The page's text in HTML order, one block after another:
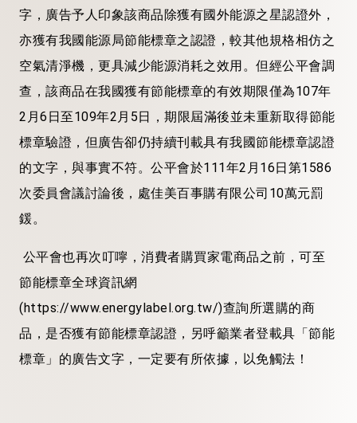
字，廣告予人印象該商品除獲有國外能源之星認證外，
亦獲有我國能源局節能標章之認證，較其他規格相仿之
空氣清淨機，更具減少能源消耗之效用。但經公平會調
查，該商品在我國獲有節能標章的有效期限僅為107年
2月6日至109年2月5日，期限屆滿後並未重新取得節能
標章驗證，但廣告卻仍持續刊載具有我國節能標章認證
的文字，與事實不符。公平會於111年2月16日第1586
次委員會議討論後，處佳美百事購有限公司10萬元罰
鍰。
公平會也再次叮嚀，消費者購買家電商品之前，可至
節能標章全球資訊網
(https://www.energylabel.org.tw/)查詢所選購的商
品，是否獲有節能標章認證，另呼籲業者登載具「節能
標章」的廣告文字，一定要有所依據，以免觸法！